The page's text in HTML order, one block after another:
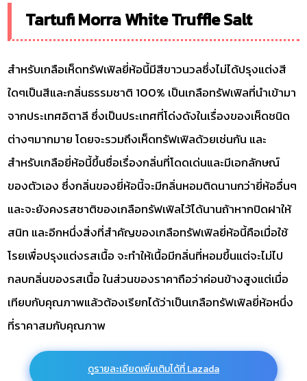
Tartufi Morra White Truffle Salt
สำหรับเกลือเห็ดทรัฟเฟิลยี่ห้อนี้มีสีขาวนวลซึ่งไม่ได้ปรุงแต่งสี
ใดๆเป็นสีและกลิ่นธรรมชาติ 100% เป็นเกลือทรัฟเฟิลที่นำเข้ามา
จากประเทศอิตาลี ซึ่งเป็นประเทศที่โด่งดังในเรื่องของเห็ดชนิด
ต่างๆมากมาย โดยจะรวมถึงเห็ดทรัฟเฟิลด้วยเช่นกัน และ
สำหรับเกลือยี่ห้อนี้ขึ้นชื่อเรื่องกลิ่นที่โดดเด่นและมีเอกลักษณ์
ของตัวเอง ซึ่งกลิ่นของยี่ห้อนี้จะมีกลิ่นหอมติดนานกว่ายี่ห้ออื่นๆ
และจะยังคงรสชาติของเกลือทรัฟเฟิลไว้ได้นานถ้าหากปิดฝาให้
สนิท และอีกหนึ่งสิ่งที่สำคัญของเกลือทรัฟเฟิลยี่ห้อนี้คือเมื่อใช้
โรยเพื่อปรุงแต่งรสเนื้อ จะทำให้เนื้อมีกลิ่นที่หอมขึ้นแต่จะไม่ไป
กลบกลิ่นของรสเนื้อ ในส่วนของราคาถือว่าค่อนข้างสูงแต่เมื่อ
เทียบกับคุณภาพแล้วต้องเรียกได้ว่าเป็นเกลือทรัฟเฟิลยี่ห้อหนึ่ง
ที่ราคาสมกับคุณภาพ
ดูรายละเอียดเพิ่มเติมได้ที่ Lazada